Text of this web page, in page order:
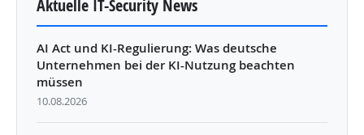
Aktuelle IT-Security News
AI Act und KI-Regulierung: Was deutsche
Unternehmen bei der KI-Nutzung beachten
müssen
10.08.2026